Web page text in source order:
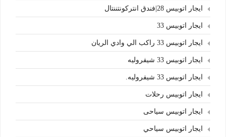
ايجار اتوبيس 28|فندق انتركونتننتال
ايجار اتوبيس 33
ايجار اتوبيس 33 راكب الي وادي الريان
ايجار اتوبيس 33 شيفروليه
ايجار اتوبيس 33 شيفروليه.
ايجار اتوبيس رحلات
ايجار اتوبيس سياحى
ايجار اتوبيس سياحي